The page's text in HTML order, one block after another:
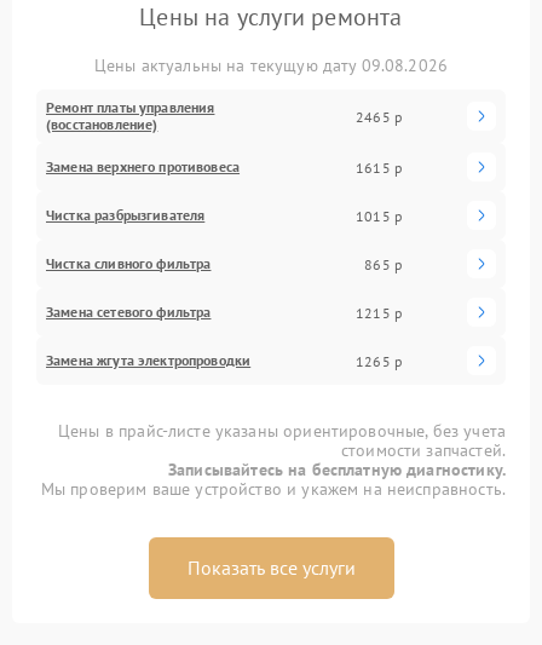
Цены на услуги ремонта
Цены актуальны на текущую дату 09.08.2026
Ремонт платы управления
(восстановление)
2465 р
Замена верхнего противовеса 1615 р
Чистка разбрызгивателя 1015 р
Чистка сливного фильтра 865 р
Замена сетевого фильтра 1215 р
Замена жгута электропроводки 1265 р
Цены в прайс-листе указаны ориентировочные, без учета
стоимости запчастей.
Записывайтесь на бесплатную диагностику.
Мы проверим ваше устройство и укажем на неисправность.
Показать все услуги